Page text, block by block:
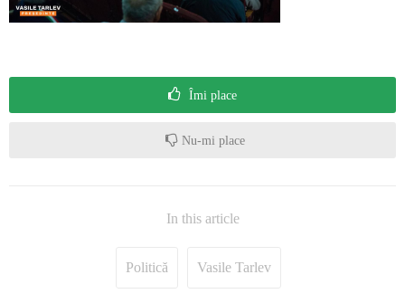
Îmi place
Nu-mi place
In this article
Politică Vasile Tarlev